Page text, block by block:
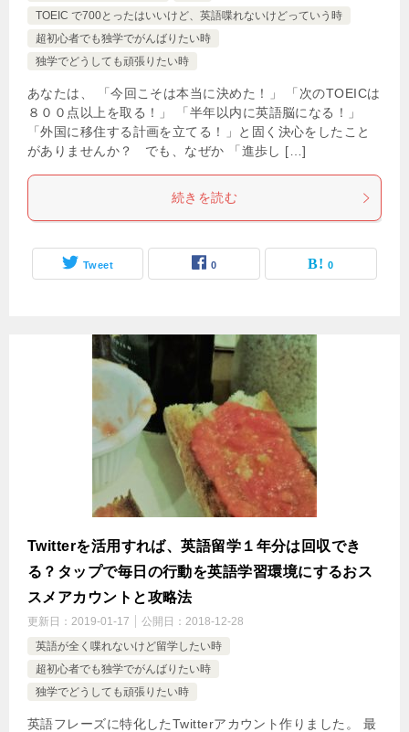
TOEIC で700とったはいいけど、英語喋れないけどっていう時
超初心者でも独学でがんばりたい時
独学でどうしても頑張りたい時
あなたは、 「今回こそは本当に決めた！」 「次のTOEICは
８００点以上を取る！」 「半年以内に英語脳になる！」
「外国に移住する計画を立てる！」と固く決心をしたこと
がありませんか？ でも、なぜか 「進歩し […]
続きを読む
Tweet 0 0
Twitterを活用すれば、英語留学１年分は回収でき
る？タップで毎日の行動を英語学習環境にするおス
スメアカウントと攻略法
更新日： 2019-01-17 公開日： 2018-12-28
英語が全く喋れないけど留学したい時
超初心者でも独学でがんばりたい時
独学でどうしても頑張りたい時
英語フレーズに特化したTwitterアカウント作りました。 最